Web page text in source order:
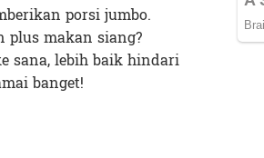
porsi jumbo.
plus makan siang?
sana, lebih baik hindari
banget!